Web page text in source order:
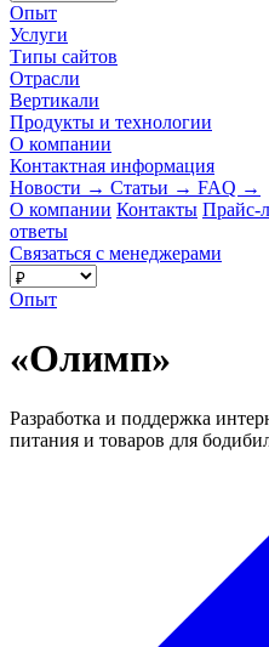
Опыт
Услуги
Типы сайтов
Отрасли
Вертикали
Продукты и технологии
О компании
Контактная информация
Новости → Статьи → FAQ →
О компании Контакты Прайс-
ответы
Связаться с менеджерами
Опыт
«Олимп»
Разработка и поддержка
питания и товаров для